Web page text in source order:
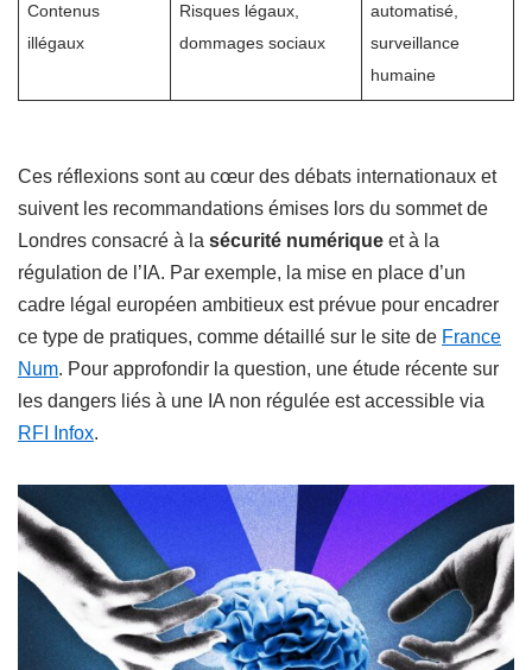
Contenus
illégaux
Risques légaux,
dommages sociaux
automatisé,
surveillance
humaine
Ces réflexions sont au cœur des débats internationaux et
suivent les recommandations émises lors du sommet de
Londres consacré à la sécurité numérique et à la
régulation de l’IA. Par exemple, la mise en place d’un
cadre légal européen ambitieux est prévue pour encadrer
ce type de pratiques, comme détaillé sur le site de France
Num. Pour approfondir la question, une étude récente sur
les dangers liés à une IA non régulée est accessible via
RFI Infox.